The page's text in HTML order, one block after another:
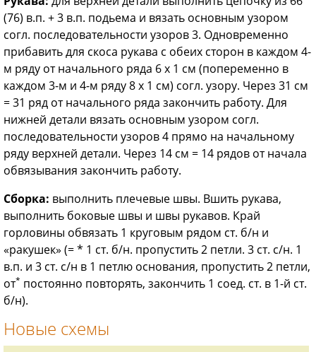
(76) в.п. + 3 в.п. подьема и вязать основным узором
согл. последовательности узоров 3. Одновременно
прибавить для скоса рукава с обеих сторон в каждом 4-
м ряду от начального ряда 6 х 1 см (попеременно в
каждом 3-м и 4-м ряду 8 х 1 см) согл. узору. Через 31 см
= 31 ряд от начального ряда закончить работу. Для
нижней детали вязать основным узором согл.
последовательности узоров 4 прямо на начальному
ряду верхней детали. Через 14 см = 14 рядов от начала
обвязывания закончить работу.
Сборка: выполнить плечевые швы. Вшить рукава,
выполнить боковые швы и швы рукавов. Край
горловины обвязать 1 круговым рядом ст. б/н и
«ракушек» (= * 1 ст. б/н. пропустить 2 петли. 3 ст. с/н. 1
в.п. и 3 ст. с/н в 1 петлю основания, пропустить 2 петли,
от* постоянно повторять, закончить 1 соед. ст. в 1-й ст.
б/н).
Новые схемы